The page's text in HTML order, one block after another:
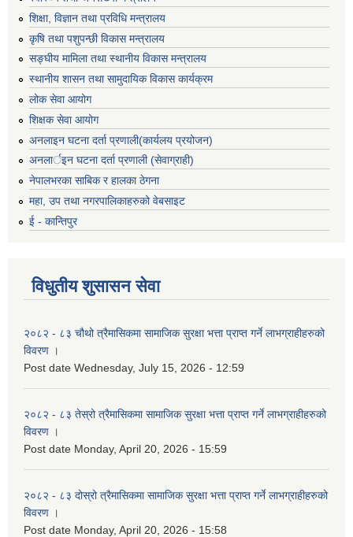
शिक्षा, विज्ञान तथा प्रविधि मन्त्रालय
कृषि तथा पशुपन्छी विकास मन्त्रालय
सङ्घीय मामिला तथा स्थानीय विकास मन्त्रालय
स्थानीय शासन तथा सामुदायिक विकास कार्यक्रम
लोक सेवा आयोग
शिक्षक सेवा आयोग
अनलाइन घटना दर्ता प्रणाली(कार्यलय प्रयोजन)
अनलार्इन घटना दर्ता प्रणाली (सेवाग्राही)
नेपालभरका साबिक र हालका ठेगना
महा, उप तथा नगरपालिकाहरुको वेबसाइट
ई - कान्तिपुर
विधुतीय शुसासन सेवा
२०८२ - ८३ चौथो त्रैमासिकमा सामाजिक सुरक्षा भत्ता प्राप्त गर्ने लाभग्राहीहरुको
विवरण ।
Post date Wednesday, July 15, 2026 - 12:59
२०८२ - ८३ तेस्रो त्रैमासिकमा सामाजिक सुरक्षा भत्ता प्राप्त गर्ने लाभग्राहीहरुको
विवरण ।
Post date Monday, April 20, 2026 - 15:59
२०८२ - ८३ दोस्रो त्रैमासिकमा सामाजिक सुरक्षा भत्ता प्राप्त गर्ने लाभग्राहीहरुको
विवरण ।
Post date Monday, April 20, 2026 - 15:58